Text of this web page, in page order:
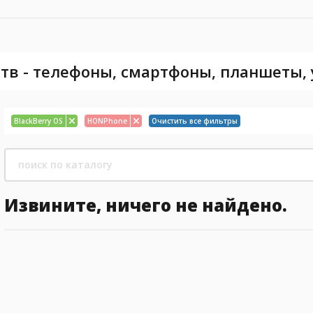
- телефоны, смартфоны,
BlackBerry OS HONPhone Очистить все фильтры
Извините, ничего не найдено.